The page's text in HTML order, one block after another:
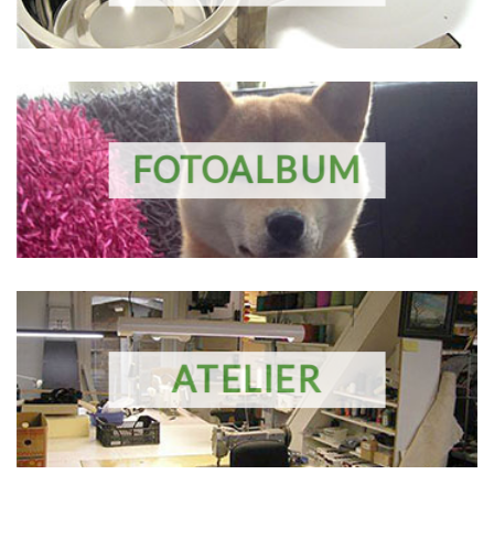
FOTOALBUM
ATELIER